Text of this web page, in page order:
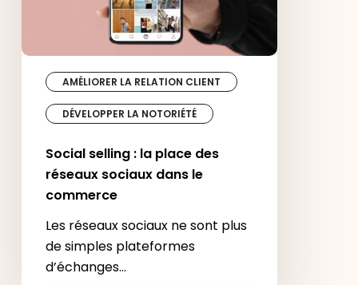
AMÉLIORER LA RELATION CLIENT
DÉVELOPPER LA NOTORIÉTÉ
Social selling : la place des
réseaux sociaux dans le
commerce
Les réseaux sociaux ne sont plus
de simples plateformes
d’échanges…